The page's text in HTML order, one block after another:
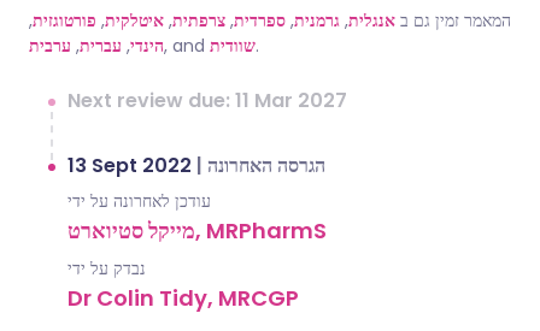
המאמר זמין גם ב אנגלית, גרמנית, ספרדית, צרפתית, איטלקית, פורטוגזית,
הינדי, עברית, ערבית , and שוודית.
Next review due: 11 Mar 2027
13 Sept 2022 | הגרסה האחרונה
עודכן לאחרונה על ידי
מייקל סטיוארט, MRPharmS
נבדק על ידי
Dr Colin Tidy, MRCGP